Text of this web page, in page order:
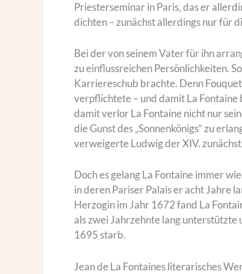
Priesterseminar in Paris, das er
dichten – zunächst allerdings nur für
Bei der von seinem Vater für ihn
zu einflussreichen Persönlichkeiten.
Karriereschub brachte. Denn
verpflichtete – und damit La Fontaine
damit verlor La Fontaine nicht nur
die Gunst des „Sonnenkönigs“ zu
verweigerte Ludwig der XIV.
Doch es gelang La Fontaine immer
in deren Pariser Palais er acht Jahre
Herzogin im Jahr 1672 fand La
als zwei Jahrzehnte lang
1695 starb.
Jean de La Fontaines literarisches